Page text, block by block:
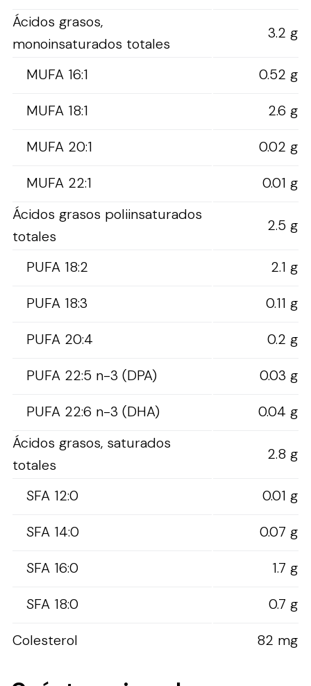
Ácidos grasos,
monoinsaturados totales
3.2 g
MUFA 16:1
0.52 g
MUFA 18:1
2.6 g
MUFA 20:1
0.02 g
MUFA 22:1
0.01 g
Ácidos grasos poliinsaturados
totales
2.5 g
PUFA 18:2
2.1 g
PUFA 18:3
0.11 g
PUFA 20:4
0.2 g
PUFA 22:5 n-3 (DPA)
0.03 g
PUFA 22:6 n-3 (DHA)
0.04 g
Ácidos grasos, saturados
totales
2.8 g
SFA 12:0
0.01 g
SFA 14:0
0.07 g
SFA 16:0
1.7 g
SFA 18:0
0.7 g
Colesterol
82 mg